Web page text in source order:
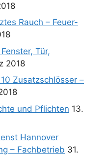
Rauch – Feuer-
Tür,
2018
Zusatzschlösser –
und Pflichten 13.
Hannover
– Fachbetrieb 31.